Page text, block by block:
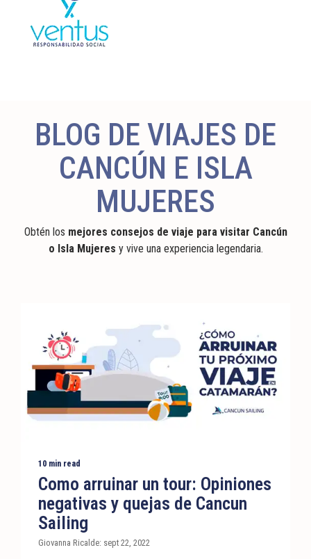
BLOG DE VIAJES DE
CANCÚN E ISLA
MUJERES
Obtén los mejores consejos de viaje para visitar Cancún
o Isla Mujeres y vive una experiencia legendaria.
10 min read
Como arruinar un tour: Opiniones
negativas y quejas de Cancun
Sailing
Giovanna Ricalde: sept 22, 2022